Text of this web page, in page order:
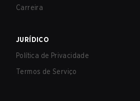
Carreira
JURÍDICO
Política de Privacidade
Termos de Serviço